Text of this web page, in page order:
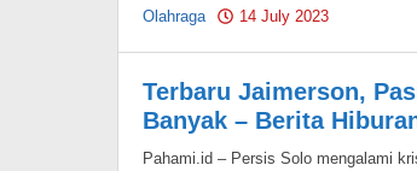
Olahraga
14 July 2023
Terbaru Jaimerson,
Banyak – Berita
Pahami.id – Persis Solo mengalami